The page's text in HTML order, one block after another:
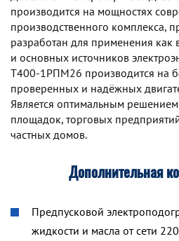
производится на мощностях
производственного комплекса,
разработан для применения как
и основных источников
Т400-1РПМ26 производится на
проверенных и надёжных
Является оптимальным
площадок, торговых
частных домов.
Дополнительная
Предпусковой
жидкости и масла от сети